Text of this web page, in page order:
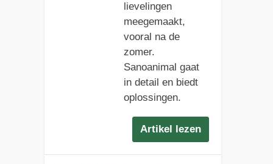
lievelingen
meegemaakt,
vooral na de
zomer.
Sanoanimal gaat
in detail en biedt
oplossingen.
Artikel lezen